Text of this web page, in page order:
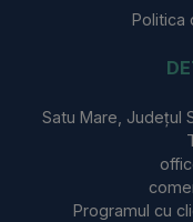
Politica
Satu Mare, Județul
Programul cu